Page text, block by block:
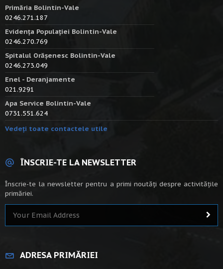
Primăria Bolintin-Vale
0246.271.187
Evidența Populației Bolintin-Vale
0246.270.769
Spitalul Orășenesc Bolintin-Vale
0246.273.049
Enel - Deranjamente
021.9291
Apa Service Bolintin-Vale
0731.551.624
Vedeți toate contactele utile
ÎNSCRIE-TE LA NEWSLETTER
Înscrie-te la newsletter pentru a primi noutăți despre activitățile
primăriei.
ADRESA PRIMĂRIEI